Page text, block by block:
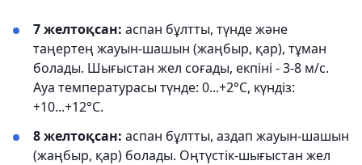
7 желтоқсан: аспан бұлтты, түнде және
таңертең жауын-шашын (жаңбыр, қар), тұман
болады. Шығыстан жел соғады, екпіні - 3-8 м/с.
Ауа температурасы түнде: 0...+2°С, күндіз:
+10...+12°С.
8 желтоқсан: аспан бұлтты, аздап жауын-шашын
(жаңбыр, қар) болады. Оңтүстік-шығыстан жел